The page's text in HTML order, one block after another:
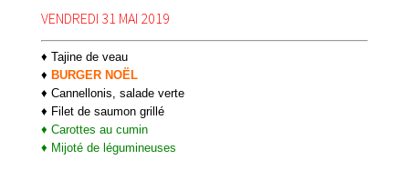
VENDREDI 31 MAI 2019
♦ Tajine de veau
♦ BURGER NOËL
♦ Cannellonis, salade verte
♦ Filet de saumon grillé
♦ Carottes au cumin
♦ Mijoté de légumineuses